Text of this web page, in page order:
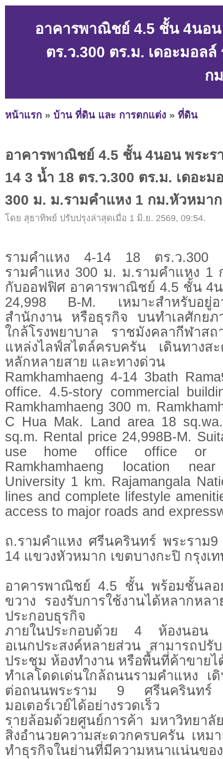
อาคารพาณิชย์ 4.5 ชั้น 4นอน
ตร.ว.300 ตร.ม. เดอะมอล
ก
หน้าแรก » บ้าน ที่ดิน และ การตกแต่ง » ที่ดิน
อาคารพาณิชย์ 4.5 ชั้น 4นอน พระร
14 3 น้ำ 18 ตร.ว.300 ตร.ม. เดอะ
300 ม. ม.รามคำแหง 1 กม.หัวหมาก
โดย สุธาทิพย์ ปรับปรุงล่าสุดเมื่อ 1 มิ.ย. 2569, 09:54.
รามคำแหง 4-14 18 ตร.ว.300
รามคำแหง 300 ม. ม.รามคำแหง 1
กับออฟฟิศ อาคารพาณิชย์ 4.5 ชั้น 4
24,998 B-M. เหมาะสำหรับอยู่
สำนักงาน หรือธุรกิจ บนทำเลศักย
ใกล้โรงพยาบาล ราชมังคลากีฬา
แหล่งไลฟ์สไตล์ครบครัน เดินทางส
หลักหลายสาย และทางด่วน
Ramkhamhaeng 4-14 3bath
office. 4.5-story commercial
Ramkhamhaeng 300 m.
C Hua Mak. Land area 18
sq.m. Rental price 24,998B-M.
use home office office or
Ramkhamhaeng location near
University 1 km. Rajamangala
lines and complete lifestyle
access to major roads and
ถ.รามคำแหง ศรีนครินทร์ พระราม
14 แขวงหัวหมาก เขตบางกะปิ กรุงเ
อาคารพาณิชย์ 4.5 ชั้น พร้อมชั้นลอ
ขวาง รองรับการใช้งานได้หลากหล
ประกอบธุรกิจ
ภายในประกอบด้วย 4 ห้องนอ
อเนกประสงค์หลายส่วน สามารถปรั
ประชุม ห้องทำงาน หรือพื้นที่ค้าขาย
ทำเลโดดเด่นใกล้ถนนรามคำแหง เ
ต่อถนนพระราม 9 ศรีนครินท
มอเตอร์เวย์ได้อย่างรวดเร็ว
รายล้อมด้วยศูนย์การค้า มหาวิทยาลั
สิ่งอำนวยความสะดวกครบครัน เหม
ทำธุรกิจในย่านที่มีความหนาแน่นขอ